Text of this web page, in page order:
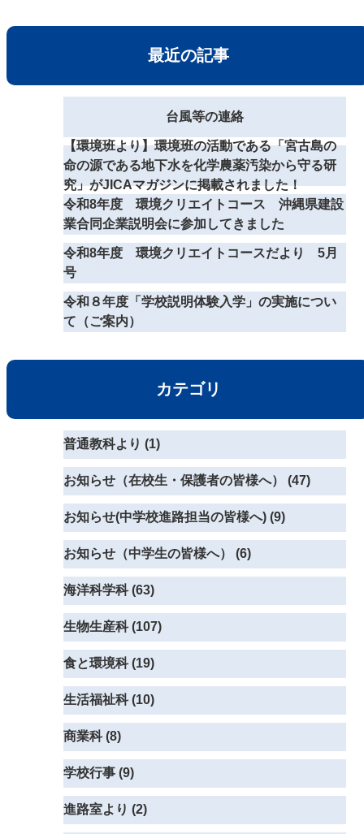
最近の記事
台風等の連絡
【環境班より】環境班の活動である「宮古島の
命の源である地下水を化学農薬汚染から守る研
究」がJICAマガジンに掲載されました！
令和8年度 環境クリエイトコース 沖縄県建設
業合同企業説明会に参加してきました
令和8年度 環境クリエイトコースだより 5月
号
令和８年度「学校説明体験入学」の実施につい
て（ご案内）
カテゴリ
普通教科より (1)
お知らせ（在校生・保護者の皆様へ） (47)
お知らせ(中学校進路担当の皆様へ) (9)
お知らせ（中学生の皆様へ） (6)
海洋科学科 (63)
生物生産科 (107)
食と環境科 (19)
生活福祉科 (10)
商業科 (8)
学校行事 (9)
進路室より (2)